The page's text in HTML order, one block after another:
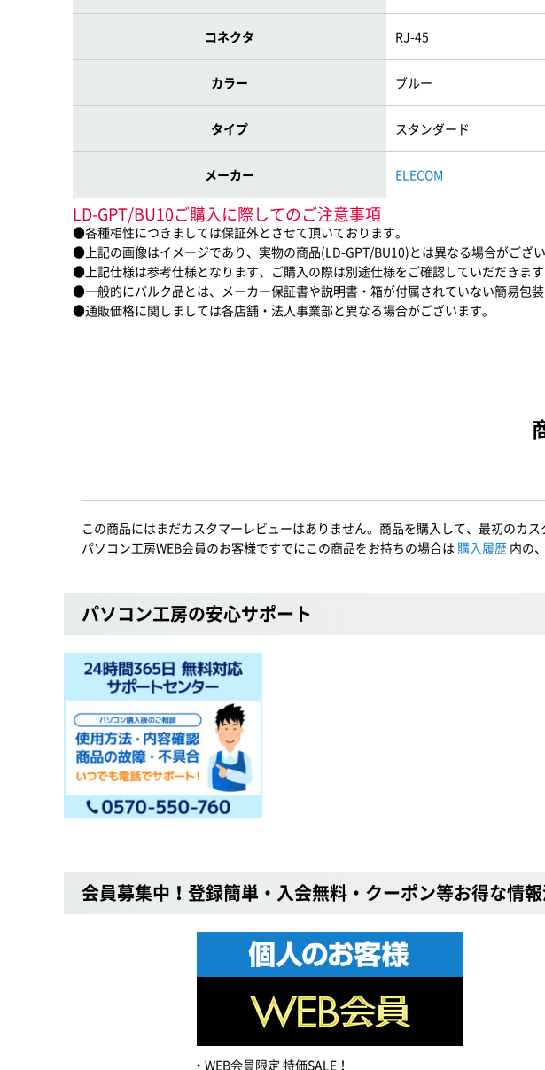
コネクタ RJ-45
カラー ブルー
タイプ スタンダード
メーカー ELECOM
LD-GPT/BU10ご購入に際してのご注意事項
●各種相性につきましては保証外とさせて頂いております。
●上記の画像はイメージであり、実物の商品(LD-GPT/BU10)とは異なる場合がござい
●上記仕様は参考仕様となります、ご購入の際は別途仕様をご確認していだだきます
●一般的にバルク品とは、メーカー保証書や説明書・箱が付属されていない簡易包装
●通販価格に関しましては各店舗・法人事業部と異なる場合がございます。
この商品にはまだカスタマーレビューはありません。商品を購入して、最初のカ
パソコン工房WEB会員のお客様ですでにこの商品をお持ちの場合は 購入履歴 内の
パソコン工房の安心サポート
会員募集中！登録簡単・入会無料・クーポン等お得な情
WEB会員限定 特価SALE！